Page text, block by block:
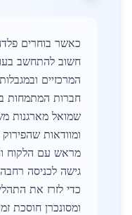
כאשר בוחרים
חשוב להתחשב
המרכזיים
חברות המתמחות
שמואל מארגנות
ומוודאות
מראש עם הלקוח
גישה לכניסה
כדי לזרז את
ומסונכרן חוסכת